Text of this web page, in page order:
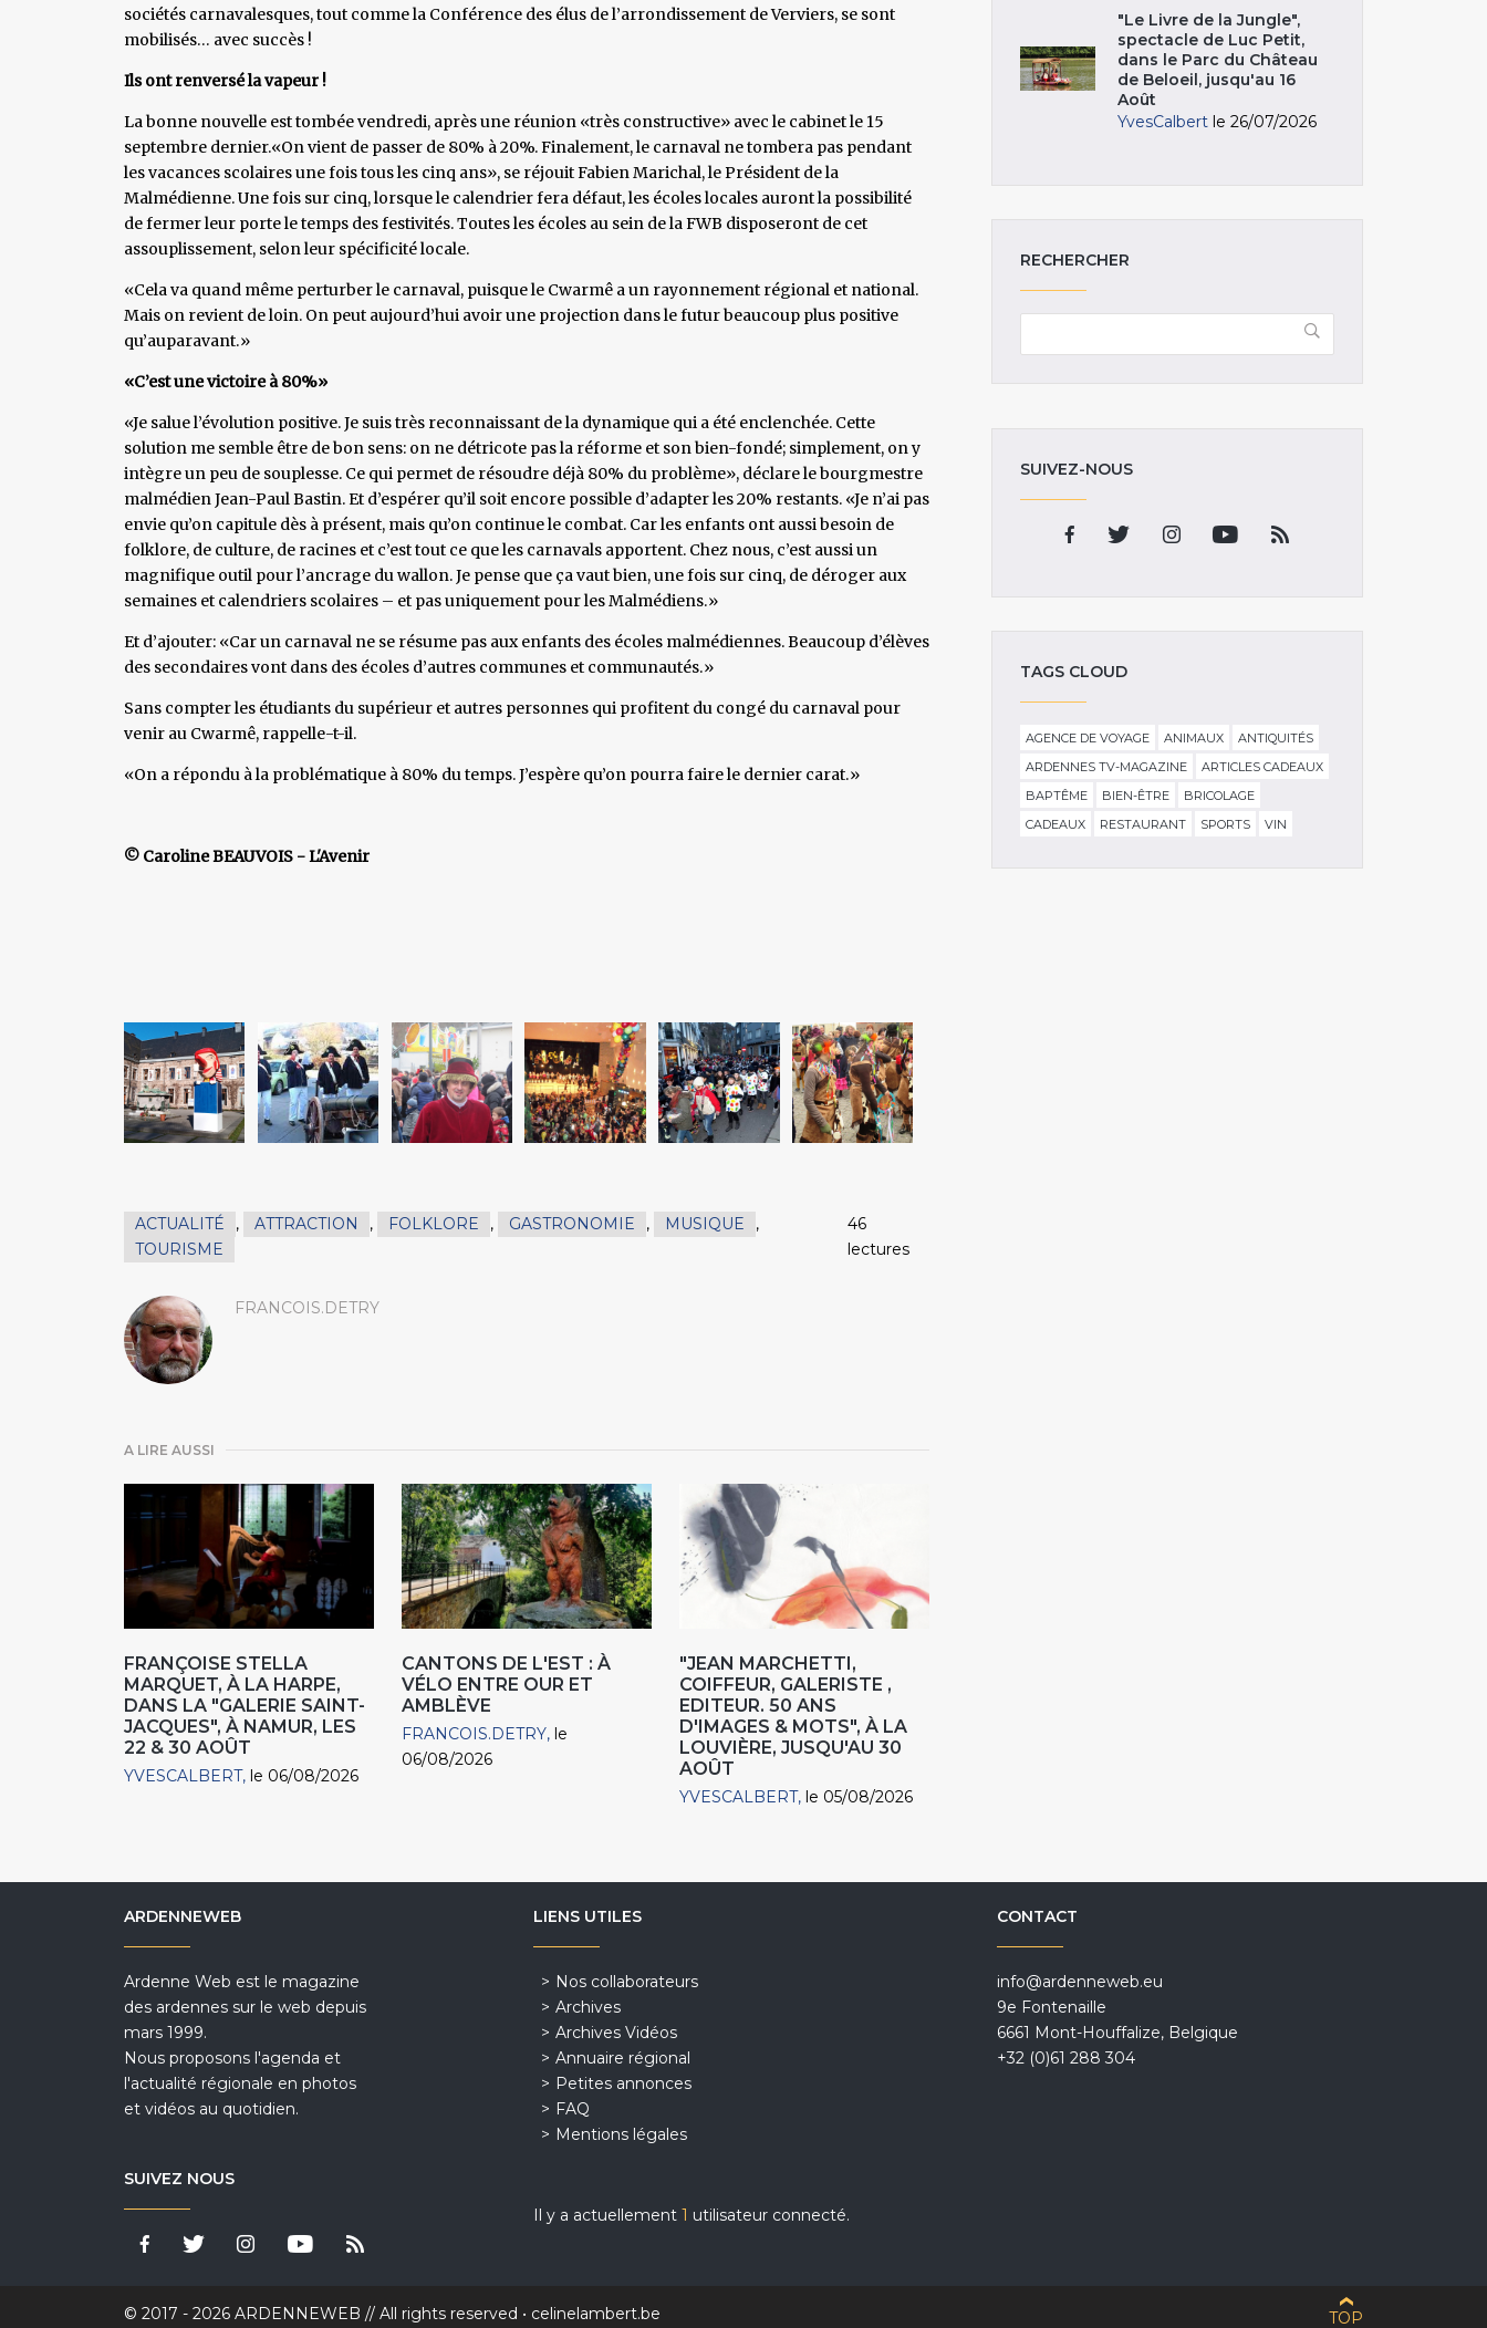
sociétés carnavalesques, tout comme la Conférence des élus de l’arrondissement de Verviers, se sont
mobilisés… avec succès !
Ils ont renversé la vapeur !
La bonne nouvelle est tombée vendredi, après une réunion «très constructive» avec le cabinet le 15
septembre dernier.«On vient de passer de 80% à 20%. Finalement, le carnaval ne tombera pas pendant
les vacances scolaires une fois tous les cinq ans», se réjouit Fabien Marichal, le Président de la
Malmédienne. Une fois sur cinq, lorsque le calendrier fera défaut, les écoles locales auront la possibilité
de fermer leur porte le temps des festivités. Toutes les écoles au sein de la FWB disposeront de cet
assouplissement, selon leur spécificité locale.
«Cela va quand même perturber le carnaval, puisque le Cwarmê a un rayonnement régional et national.
Mais on revient de loin. On peut aujourd’hui avoir une projection dans le futur beaucoup plus positive
qu’auparavant.»
«C’est une victoire à 80%»
«Je salue l’évolution positive. Je suis très reconnaissant de la dynamique qui a été enclenchée. Cette
solution me semble être de bon sens: on ne détricote pas la réforme et son bien-fondé; simplement, on y
intègre un peu de souplesse. Ce qui permet de résoudre déjà 80% du problème», déclare le bourgmestre
malmédien Jean-Paul Bastin. Et d’espérer qu’il soit encore possible d’adapter les 20% restants. «Je n’ai pas
envie qu’on capitule dès à présent, mais qu’on continue le combat. Car les enfants ont aussi besoin de
folklore, de culture, de racines et c’est tout ce que les carnavals apportent. Chez nous, c’est aussi un
magnifique outil pour l’ancrage du wallon. Je pense que ça vaut bien, une fois sur cinq, de déroger aux
semaines et calendriers scolaires – et pas uniquement pour les Malmédiens.»
Et d’ajouter: «Car un carnaval ne se résume pas aux enfants des écoles malmédiennes. Beaucoup d’élèves
des secondaires vont dans des écoles d’autres communes et communautés.»
Sans compter les étudiants du supérieur et autres personnes qui profitent du congé du carnaval pour
venir au Cwarmê, rappelle-t-il.
«On a répondu à la problématique à 80% du temps. J’espère qu’on pourra faire le dernier carat.»
© Caroline BEAUVOIS - L'Avenir
ACTUALITÉ , ATTRACTION , FOLKLORE , GASTRONOMIE , MUSIQUE
,
TOURISME
46
lectures
FRANCOIS.DETRY
A LIRE AUSSI
FRANÇOISE STELLA
MARQUET, À LA HARPE,
DANS LA "GALERIE SAINT-
JACQUES", À NAMUR, LES
22 & 30 AOÛT
YVESCALBERT le 06/08/2026
CANTONS DE L'EST : À
VÉLO ENTRE OUR ET
AMBLÈVE
FRANCOIS.DETRY le
06/08/2026
"JEAN MARCHETTI,
COIFFEUR, GALERISTE ,
EDITEUR. 50 ANS
D'IMAGES & MOTS", À LA
LOUVIÈRE, JUSQU'AU 30
AOÛT
YVESCALBERT le 05/08/2026
"Le Livre de la Jungle",
spectacle de Luc Petit,
dans le Parc du Château
de Beloeil, jusqu'au 16
Août
YvesCalbert le 26/07/2026
RECHERCHER
SUIVEZ-NOUS
TAGS CLOUD
AGENCE DE VOYAGE ANIMAUX
ANTIQUITÉS
ARDENNES TV-MAGAZINE
ARTICLES CADEAUX
BAPTÊME
BIEN-ÊTRE
BRICOLAGE
CADEAUX
RESTAURANT SPORTS VIN
ARDENNEWEB
Ardenne Web est le magazine
des ardennes sur le web depuis
mars 1999.
Nous proposons l'agenda et
l'actualité régionale en photos
et vidéos au quotidien.
SUIVEZ NOUS
LIENS UTILES
Nos collaborateurs
Archives
Archives Vidéos
Annuaire régional
Petites annonces
FAQ
Mentions légales
Il y a actuellement 1 utilisateur connecté.
CONTACT
info@ardenneweb.eu
9e Fontenaille
6661 Mont-Houffalize, Belgique
+32 (0)61 288 304
© 2017 - 2026 ARDENNEWEB // All rights reserved • celinelambert.be TOP